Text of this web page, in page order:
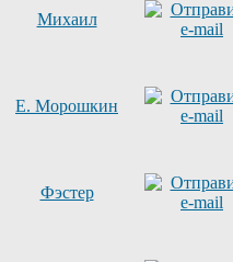
Михаил
Е. Морошкин
Фэстер